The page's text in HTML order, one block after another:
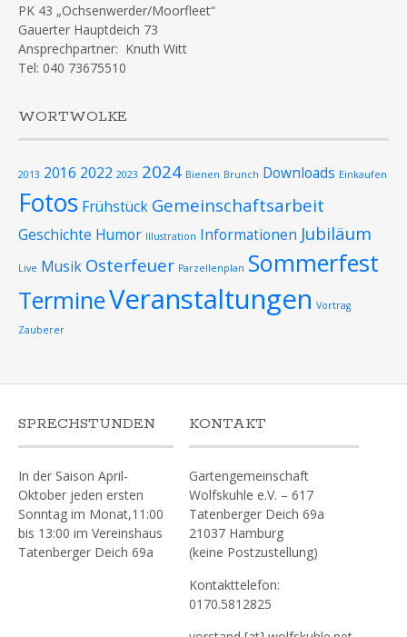
PK 43 „Ochsenwerder/Moorfleet“
Gauerter Hauptdeich 73
Ansprechpartner: Knuth Witt
Tel: 040 73675510
WORTWOLKE
2013 2016 2022 2023 2024 Bienen Brunch Downloads Einkaufen
Fotos Frühstück Gemeinschaftsarbeit
Geschichte Humor Illustration Informationen Jubiläum
Live Musik Osterfeuer Parzellenplan Sommerfest
TermineVeranstaltungen Vortrag
Zauberer
SPRECHSTUNDEN
In der Saison April-
Oktober jeden ersten
Sonntag im Monat,11:00
bis 13:00 im Vereinshaus
Tatenberger Deich 69a
KONTAKT
Gartengemeinschaft
Wolfskuhle e.V. – 617
Tatenberger Deich 69a
21037 Hamburg
(keine Postzustellung)
Kontakttelefon:
0170.5812825